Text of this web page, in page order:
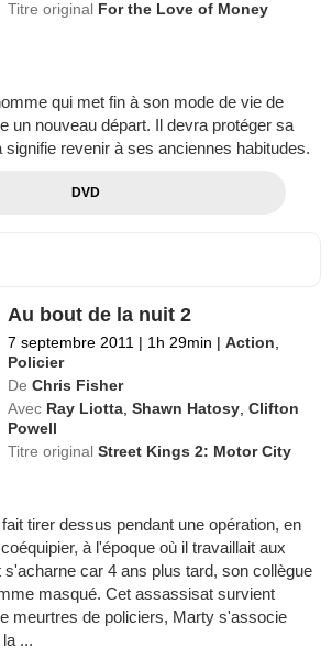
Titre original For the Love of Money
qui met fin à son mode de vie de
un nouveau départ. Il devra protéger sa
revenir à ses anciennes habitudes.
DVD
Au bout de la nuit 2
7 septembre 2011 | 1h 29min | Action
Policier
De Chris Fisher
Avec Ray Liotta ,Shawn Hatosy ,Clifton
Powell
Titre originalStreet Kings 2: Motor City
tirer dessus pendant une opération, en
à l'époque où il travaillait aux
car 4 ans plus tard, son collègue
masqué. Cet assassisat survient
meurtres de policiers, Marty s'associe
...